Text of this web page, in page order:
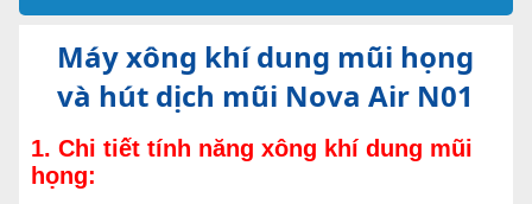
Máy xông khí dung mũi họng
và hút dịch mũi Nova Air N01
1. Chi tiết tính năng xông khí dung mũi
họng: